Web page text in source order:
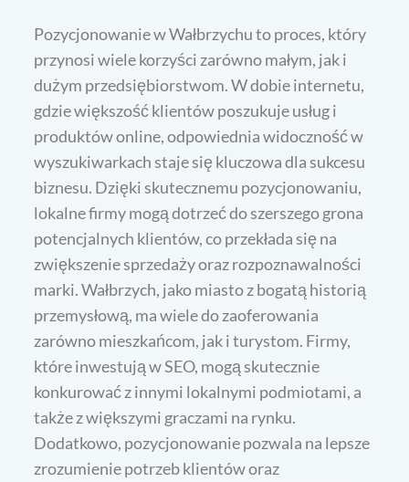
Pozycjonowanie w Wałbrzychu to proces, który
przynosi wiele korzyści zarówno małym, jak i
dużym przedsiębiorstwom. W dobie internetu,
gdzie większość klientów poszukuje usług i
produktów online, odpowiednia widoczność w
wyszukiwarkach staje się kluczowa dla sukcesu
biznesu. Dzięki skutecznemu pozycjonowaniu,
lokalne firmy mogą dotrzeć do szerszego grona
potencjalnych klientów, co przekłada się na
zwiększenie sprzedaży oraz rozpoznawalności
marki. Wałbrzych, jako miasto z bogatą historią
przemysłową, ma wiele do zaoferowania
zarówno mieszkańcom, jak i turystom. Firmy,
które inwestują w SEO, mogą skutecznie
konkurować z innymi lokalnymi podmiotami, a
także z większymi graczami na rynku.
Dodatkowo, pozycjonowanie pozwala na lepsze
zrozumienie potrzeb klientów oraz